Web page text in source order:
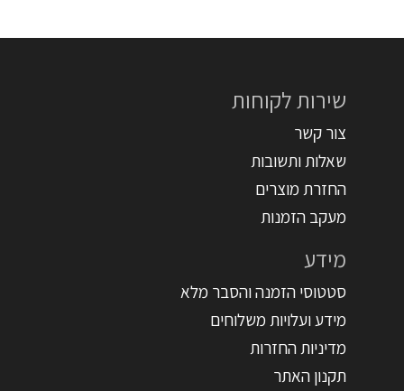
שירות לקוחות
צור קשר
שאלות ותשובות
החזרת מוצרים
מעקב הזמנות
מידע
סטטוסי הזמנה והסבר מלא
מידע ועלויות משלוחים
מדיניות החזרות
תקנון האתר